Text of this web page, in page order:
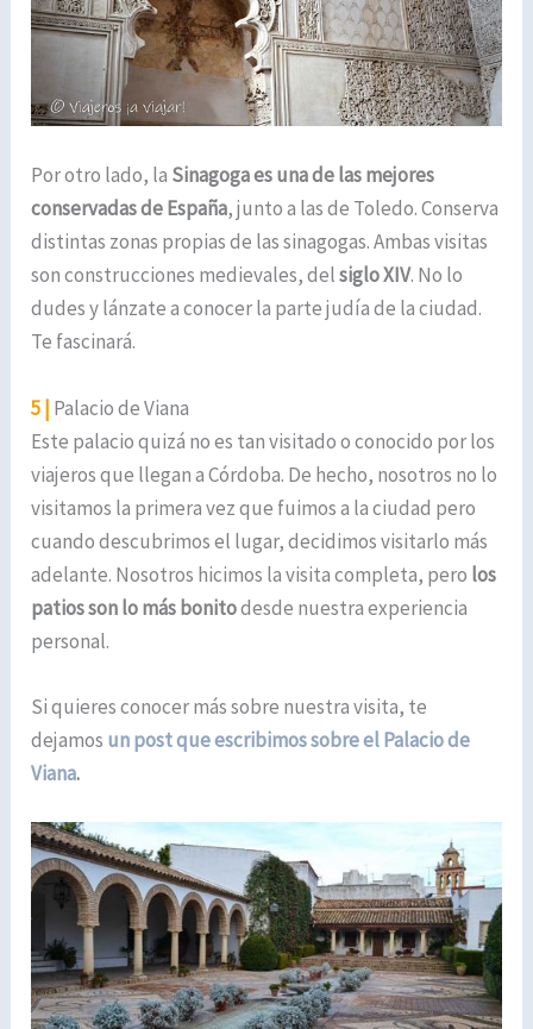
Por otro lado, la Sinagoga es una de las mejores
conservadas de España, junto a las de Toledo. Conserva
distintas zonas propias de las sinagogas. Ambas visitas
son construcciones medievales, delsiglo XIV. No lo
dudes y lánzate a conocer la parte judía de la ciudad.
Te fascinará.
5 | Palacio de Viana
Este palacio quizá no es tan visitado o conocido por los
viajeros que llegan a Córdoba. De hecho, nosotros no lo
visitamos la primera vez que fuimos a la ciudad pero
cuando descubrimos el lugar, decidimos visitarlo más
adelante. Nosotros hicimos la visita completa, pero los
patios son lo más bonitodesde nuestra experiencia
personal.
Si quieres conocer más sobre nuestra visita, te
dejamos un post que escribimos sobre el Palacio de
Viana.